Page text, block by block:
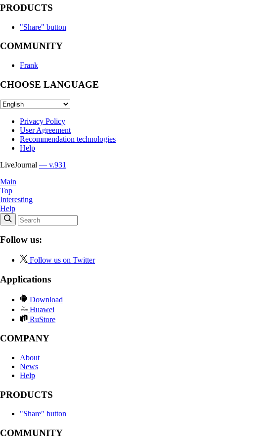
PRODUCTS
"Share" button
COMMUNITY
Frank
CHOOSE LANGUAGE
Privacy Policy
User Agreement
Recommendation technologies
Help
LiveJournal — v.931
Main
Top
Interesting
Help
Follow us:
Follow us on Twitter
Applications
Download
Huawei
RuStore
COMPANY
About
News
Help
PRODUCTS
"Share" button
COMMUNITY